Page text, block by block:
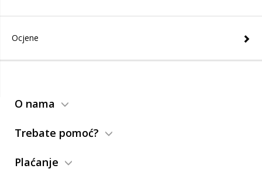
Ocjene
O nama
Trebate pomoć?
Plaćanje